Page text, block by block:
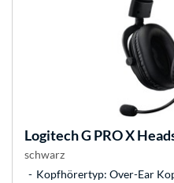
LogitechG PRO X
schwarz
Kopfhörertyp: Over-Ear